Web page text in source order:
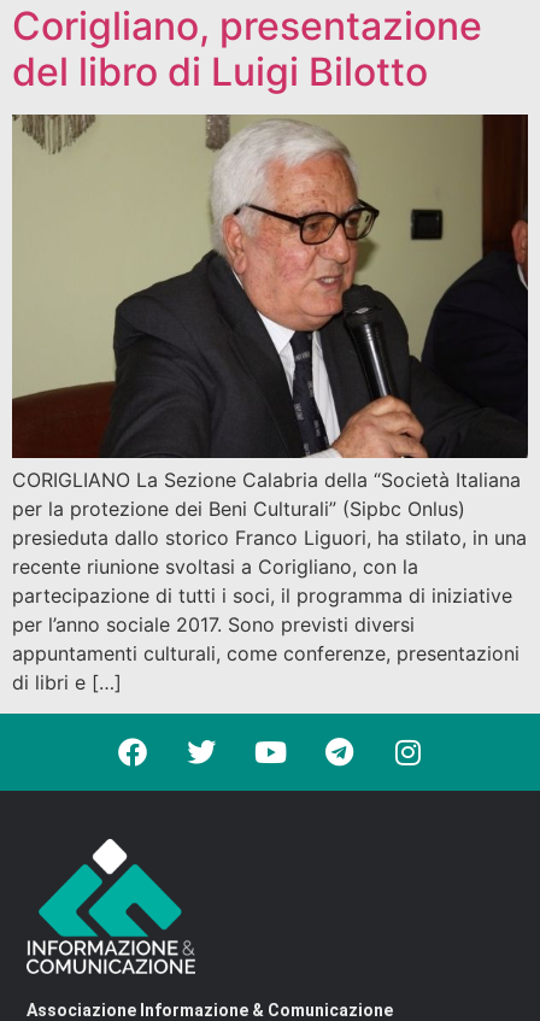
Corigliano, presentazione
del libro di Luigi Bilotto
CORIGLIANO La Sezione Calabria della “Società Italiana
per la protezione dei Beni Culturali” (Sipbc Onlus)
presieduta dallo storico Franco Liguori, ha stilato, in una
recente riunione svoltasi a Corigliano, con la
partecipazione di tutti i soci, il programma di iniziative
per l’anno sociale 2017. Sono previsti diversi
appuntamenti culturali, come conferenze, presentazioni
di libri e […]
Associazione Informazione & Comunicazione